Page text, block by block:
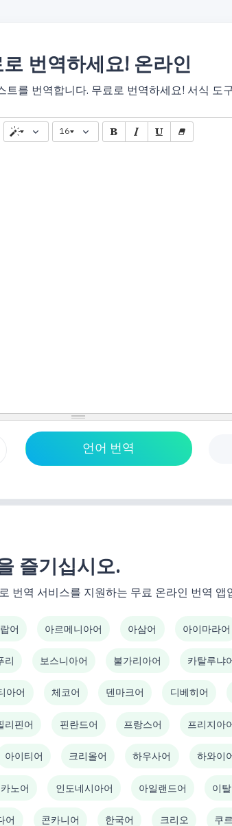
번역하세요! 온라인
를 번역합니다. 무료로 번역하세요! 서식 도
16
즐기십시오.
번역 서비스를 지원하는 무료 온라인 번역 앱
어 아르메니아어 아삼어 아이마라어
리 보스니아어 불가리아어 카탈루냐
아어 체코어 덴마크어 디베히어
리핀어 핀란드어 프랑스어 프리지아
아이티어 크리올어 하우사어 하와이
노어 인도네시아어 아일랜드어 이
어 콘카니어 한국어 크리오 쿠